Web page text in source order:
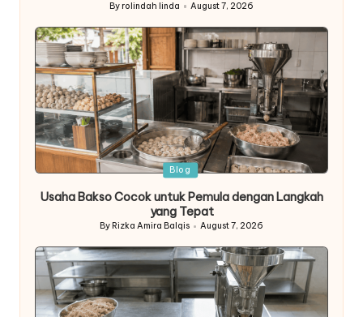
Posted
By rolindah linda August 7, 2026
Posted
Blog
Usaha Bakso Cocok untuk Pemula dengan Langkah
yang Tepat
Posted
By Rizka Amira Balqis August 7, 2026